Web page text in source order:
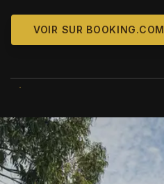
VOIR SUR BOOKING.COM